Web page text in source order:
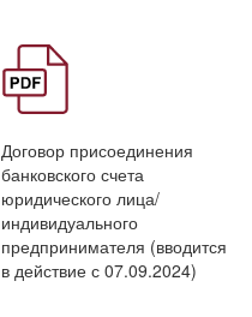
Договор присоединения
банковского счета
юридического лица/
индивидуального
предпринимателя (вводится
в действие с 07.09.2024)